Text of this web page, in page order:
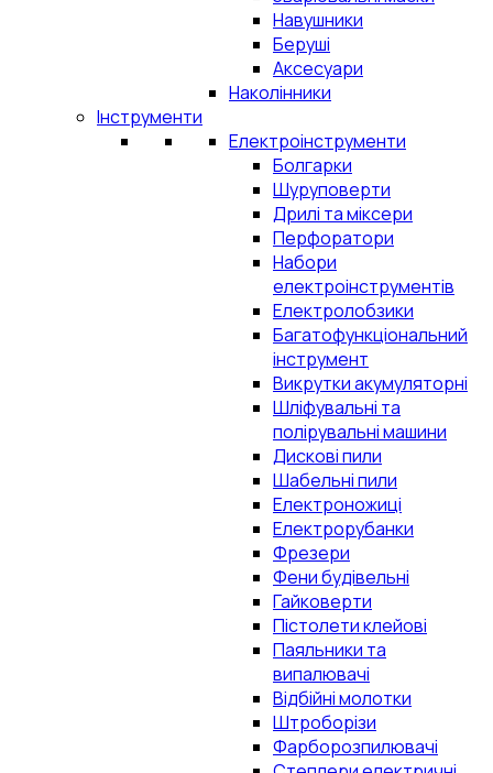
Навушники
Беруші
Аксесуари
Наколінники
Інструменти
Електроінструменти
Болгарки
Шуруповерти
Дрилі та міксери
Перфоратори
Набори
електроінструментів
Електролобзики
Багатофункціональний
інструмент
Викрутки акумуляторні
Шліфувальні та
полірувальні машини
Дискові пили
Шабельні пили
Електроножиці
Електрорубанки
Фрезери
Фени будівельні
Гайковерти
Пістолети клейові
Паяльники та
випалювачі
Відбійні молотки
Штроборізи
Фарборозпилювачі